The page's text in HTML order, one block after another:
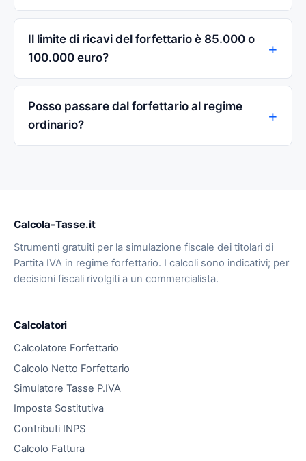
Il limite di ricavi del forfettario è 85.000 o
100.000 euro?
Posso passare dal forfettario al regime
ordinario?
Calcola-Tasse.it
Strumenti gratuiti per la simulazione fiscale dei titolari di
Partita IVA in regime forfettario. I calcoli sono indicativi; per
decisioni fiscali rivolgiti a un commercialista.
Calcolatori
Calcolatore Forfettario
Calcolo Netto Forfettario
Simulatore Tasse P.IVA
Imposta Sostitutiva
Contributi INPS
Calcolo Fattura